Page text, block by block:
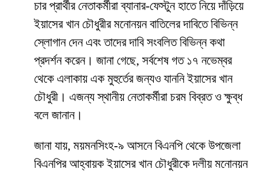
চার প্রার্থীর নেতাকর্মীরা ব্যানার-ফেস্টুন হাতে নিয়ে দাঁড়িয়ে
ইয়াসের খান চৌধুরীর মনোনয়ন বাতিলের দাবিতে বিভিন্ন
স্লোগান দেন এবং তাদের দাবি সংবলিত বিভিন্ন কথা
প্রদর্শন করেন। জানা গেছে, সর্বশেষ গত ১৭ নভেম্বর
থেকে এলাকায় এক মুহুর্তের জন্যও যাননি ইয়াসের খান
চৌধুরী। এজন্য স্থানীয় নেতাকর্মীরা চরম বিব্রত ও ক্ষুব্ধ
বলে জানান।
জানা যায়, ময়মনসিংহ-৯ আসনে বিএনপি থেকে উপজেলা
বিএনপির আহ্বায়ক ইয়াসের খান চৌধুরীকে দলীয় মনোনয়ন